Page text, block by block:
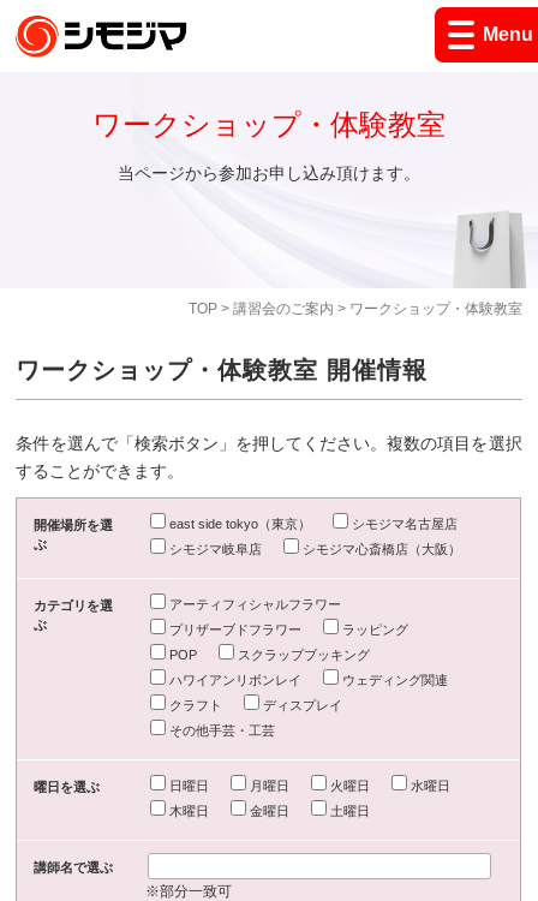
Menu
TOP> 講習会のご案内 > ワークショップ・体験教室
ワークショップ・体験教室
当ページから参加お申し込み頂けます。
ワークショップ・体験教室 開催情報
条件を選んで「検索ボタン」を押してください。複数の項目を選択
することができます。
開催場所を選
ぶ
east side tokyo（東京）
シモジマ名古屋店
シモジマ岐阜店
シモジマ心斎橋店（大阪）
カテゴリを選
ぶ
アーティフィシャルフラワー
プリザーブドフラワー
ラッピング
POP
スクラップブッキング
ハワイアンリボンレイ
ウェディング関連
クラフト
ディスプレイ
その他手芸・工芸
曜日を選ぶ 日曜日 月曜日 火曜日
水曜日
木曜日
金曜日 土曜日
講師名で選ぶ
※部分一致可